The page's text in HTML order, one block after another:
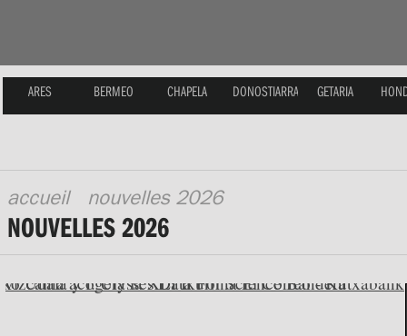
ARES BERMEO CHAPELA DONOSTIARRA GETARIA
accueil nouvelles 2026
NOUVELLES 2026